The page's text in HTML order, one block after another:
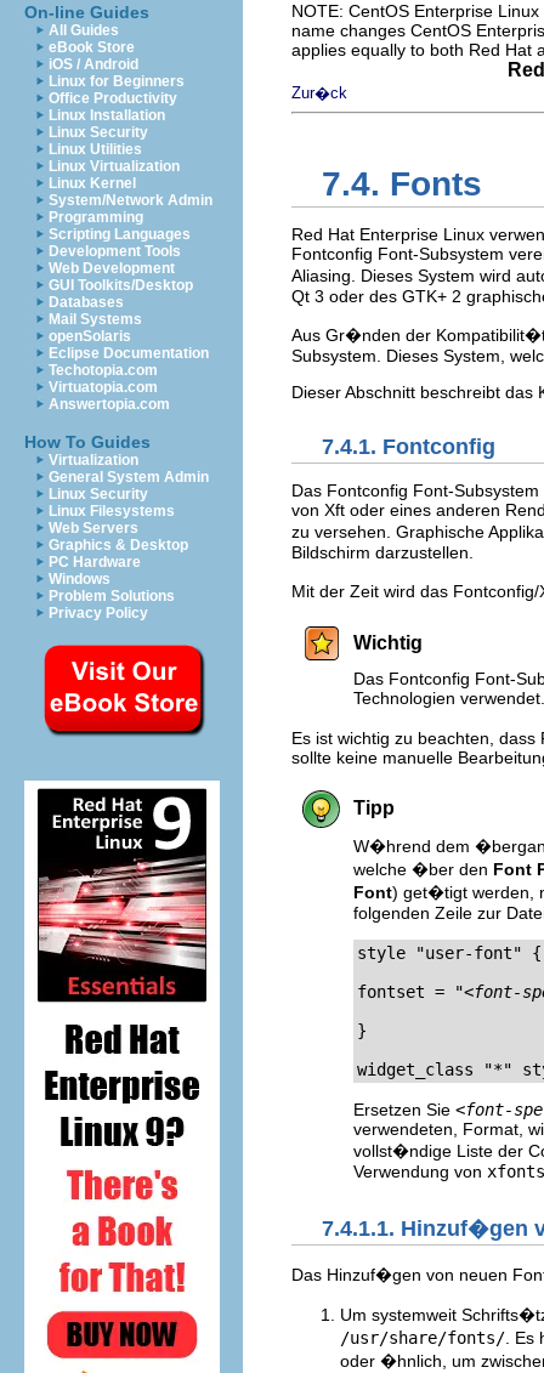
On-line Guides
All Guides
eBook Store
iOS / Android
Linux for Beginners
Office Productivity
Linux Installation
Linux Security
Linux Utilities
Linux Virtualization
Linux Kernel
System/Network Admin
Programming
Scripting Languages
Development Tools
Web Development
GUI Toolkits/Desktop
Databases
Mail Systems
openSolaris
Eclipse Documentation
Techotopia.com
Virtuatopia.com
Answertopia.com
How To Guides
Virtualization
General System Admin
Linux Security
Linux Filesystems
Web Servers
Graphics & Desktop
PC Hardware
Windows
Problem Solutions
Privacy Policy
NOTE: CentOS Enterprise
name changes CentOS
applies equally to both Red Hat
Zur�ck
7.4. Fonts
Red Hat Enterprise Linux
Fontconfig Font-Subsystem
Aliasing. Dieses System wird
Qt 3 oder des GTK+ 2
Aus Gr�nden der
Subsystem. Dieses System,
Dieser Abschnitt beschreibt das
7.4.1. Fontconfig
Das Fontconfig Font-
von Xft oder eines anderen
zu versehen. Graphische
Bildschirm darzustellen.
Mit der Zeit wird das
Wichtig
Das Fontconfig Font-
Technologien verwendet.
Es ist wichtig zu beachten,
sollte keine manuelle
Tipp
W�hrend dem
welche �ber den Font
Font) get�tigt werden,
folgenden Zeile zur
style "user-font" {
fontset = "<font-
}
widget_class "*"
Ersetzen Sie <font-
verwendeten, Format,
vollst�ndige Liste der
Verwendung von
7.4.1.1. Hinzuf�gen
Das Hinzuf�gen von neuen
Um systemweit
/usr/share/fonts/ .
oder �hnlich, um